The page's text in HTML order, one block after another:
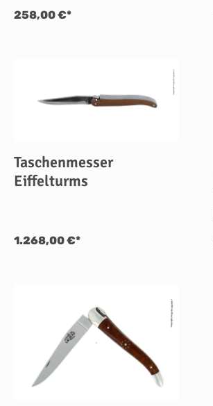
258,00 €*
Taschenmesser
Eiffelturms
1.268,00 €*